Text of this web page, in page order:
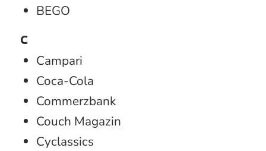
BEGO
C
Campari
Coca-Cola
Commerzbank
Couch Magazin
Cyclassics